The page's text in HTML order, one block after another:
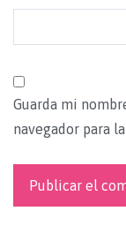
Guarda mi
navegador para